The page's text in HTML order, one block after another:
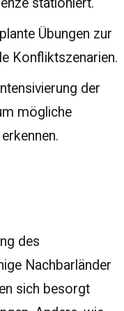
stationiert.
Übungen zur
Konfliktszenarien.
der
mögliche
des
Nachbarländer
sich besorgt